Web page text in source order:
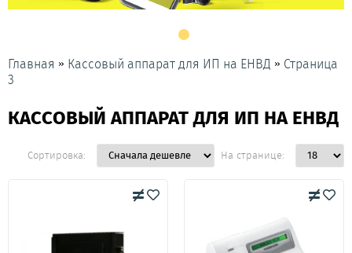
Главная » Кассовый аппарат для ИП на ЕНВД » Страница
3
КАССОВЫЙ АППАРАТ ДЛЯ ИП НА ЕНВД
Сортировка: На странице: